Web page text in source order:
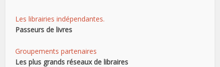
Les librairies indépendantes.
Passeurs de livres
Groupements partenaires
Les plus grands réseaux de libraires